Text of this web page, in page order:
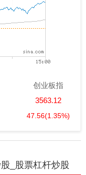
创业板指
3563.12
47.56(1.35%)
_股票杠杆炒股